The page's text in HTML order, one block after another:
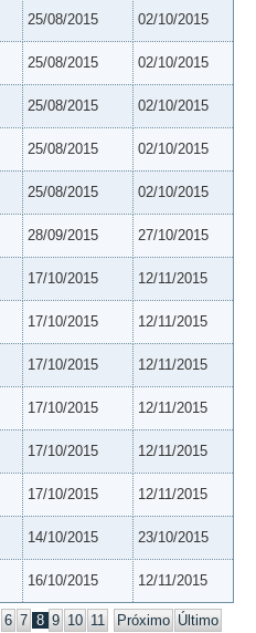
25/08/2015 02/10/2015
25/08/2015 02/10/2015
25/08/2015 02/10/2015
25/08/2015 02/10/2015
25/08/2015 02/10/2015
28/09/2015 27/10/2015
17/10/2015 12/11/2015
17/10/2015 12/11/2015
17/10/2015 12/11/2015
17/10/2015 12/11/2015
17/10/2015 12/11/2015
17/10/2015 12/11/2015
14/10/2015 23/10/2015
16/10/2015 12/11/2015
6 7 8 9 10 11 Próximo Último